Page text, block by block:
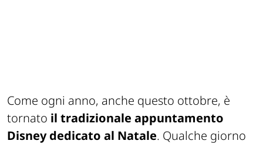
Come ogni anno, anche questo ottobre, è
tornato il tradizionale appuntamento
Disney dedicato al Natale. Qualche giorno